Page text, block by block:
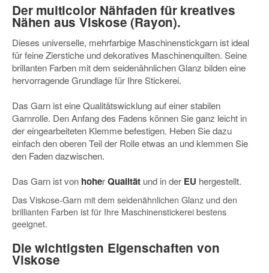
Der multicolor Nähfaden für kreatives
Nähen aus Viskose (Rayon).
Dieses universelle, mehrfarbige Maschinenstickgarn ist ideal
für feine Zierstiche und dekoratives Maschinenquilten. Seine
brillanten Farben mit dem seidenähnlichen Glanz bilden eine
hervorragende Grundlage für Ihre Stickerei.
Das Garn ist eine Qualitätswicklung auf einer stabilen
Garnrolle. Den Anfang des Fadens können Sie ganz leicht in
der eingearbeiteten Klemme befestigen. Heben Sie dazu
einfach den oberen Teil der Rolle etwas an und klemmen Sie
den Faden dazwischen.
Das Garn ist von hoherQualität und in der EU hergestellt.
Das Viskose-Garn mit dem seidenähnlichen Glanz und den
brillianten Farben ist für Ihre Maschinenstickerei bestens
geeignet.
Die wichtigsten Eigenschaften von
Viskose